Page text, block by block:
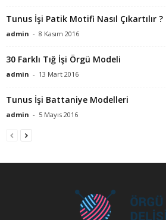
Tunus İşi Patik Motifi Nasıl Çıkartılır ?
admin - 8 Kasım 2016
30 Farklı Tığ İşi Örgü Modeli
admin - 13 Mart 2016
Tunus İşi Battaniye Modelleri
admin - 5 Mayıs 2016